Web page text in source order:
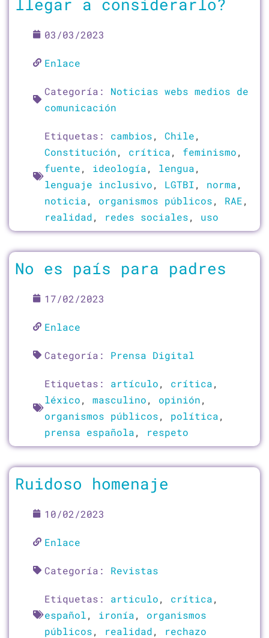
03/03/2023
Enlace
Categoría: Noticias webs medios de
comunicación
Etiquetas: cambios, Chile,
Constitución, crítica, feminismo,
fuente, ideología, lengua,
lenguaje inclusivo, LGTBI, norma,
noticia, organismos públicos, RAE,
realidad, redes sociales, uso
No es país para padres
17/02/2023
Enlace
Categoría: Prensa Digital
Etiquetas: artículo, crítica,
léxico, masculino, opinión,
organismos públicos, política,
prensa española, respeto
Ruidoso homenaje
10/02/2023
Enlace
Categoría: Revistas
Etiquetas: articulo, crítica,
español, ironía, organismos
públicos, realidad, rechazo